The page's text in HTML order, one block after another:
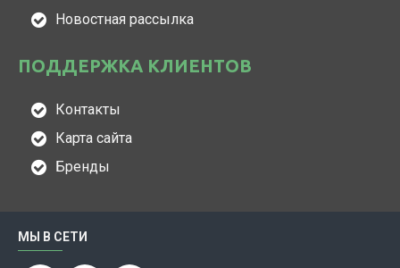
Новостная рассылка
ПОДДЕРЖКА КЛИЕНТОВ
Контакты
Карта сайта
Бренды
МЫ В СЕТИ